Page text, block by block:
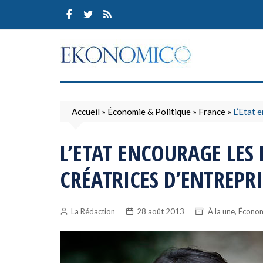
content
Accueil » Économie & Politique » France » L’Etat
L’ETAT ENCOURAGE
CRÉATRICES
La Rédaction 28 août 2013 À la une,